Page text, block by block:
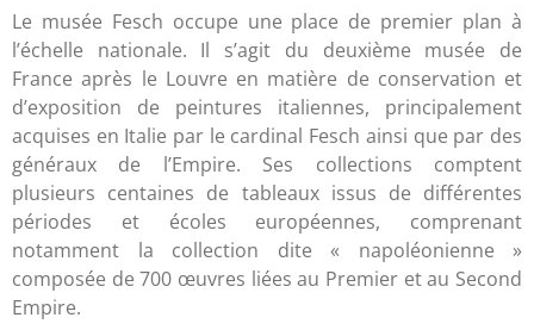
Le musée Fesch occupe une place de premier plan à
l’échelle nationale. Il s’agit du deuxième musée de
France après le Louvre en matière de conservation et
d’exposition de peintures italiennes, principalement
acquises en Italie par le cardinal Fesch ainsi que par des
généraux de l’Empire. Ses collections comptent
plusieurs centaines de tableaux issus de différentes
périodes et écoles européennes, comprenant
notamment la collection dite « napoléonienne »
composée de 700 œuvres liées au Premier et au Second
Empire.